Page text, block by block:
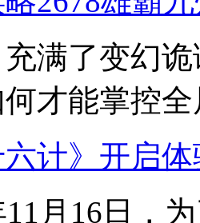
满了变幻
才能掌控
六计》开启
11月16日，